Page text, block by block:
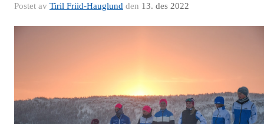
Postet av Tiril Friid-Hauglund den 13. des 2022